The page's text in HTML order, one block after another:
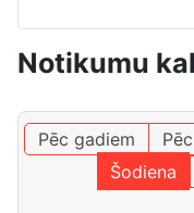
Notikumu
Pēc gadiem
Šodiena